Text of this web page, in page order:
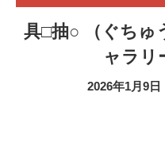
具□抽○ （ぐちゅ
ャラリ
2026年1月9日